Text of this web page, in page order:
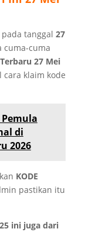
pada tanggal 27
cuma-cuma
Terbaru 27 Mei
klaim kode
di
2026
KODE
pastikan itu
ini juga dari